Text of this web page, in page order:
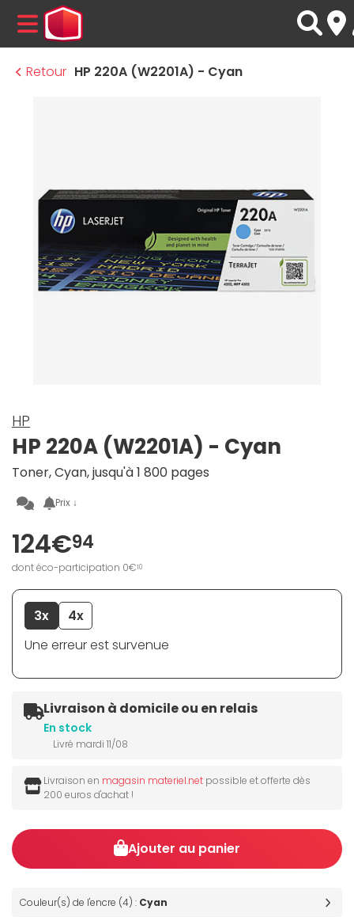
MENU
Retour HP 220A (W2201A) - Cyan
HP
HP 220A (W2201A) - Cyan
Toner, Cyan, jusqu'à 1 800 pages
Prix ↓
124€94
dont éco-participation 0€10
3x
4x
Une erreur est survenue
Livraison à domicile ou en relais
En stock
Livré mardi 11/08
Livraison en magasin materiel.net possible et offerte dès
200 euros d'achat !
Ajouter au panier
Couleur(s) de l'encre (4) : Cyan